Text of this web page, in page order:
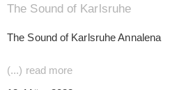
The Sound of Karlsruhe
The Sound of Karlsruhe Annalena
(...) read more